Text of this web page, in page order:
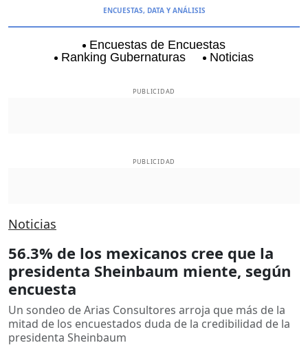
ENCUESTAS, DATA Y ANÁLISIS
Encuestas de Encuestas
Ranking Gubernaturas
Noticias
PUBLICIDAD
PUBLICIDAD
Noticias
56.3% de los mexicanos cree que la
presidenta Sheinbaum miente, según
encuesta
Un sondeo de Arias Consultores arroja que más de la
mitad de los encuestados duda de la credibilidad de la
presidenta Sheinbaum